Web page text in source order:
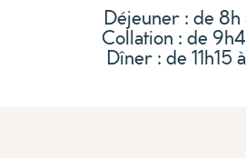
Déjeuner : de
Collation : de
Dîner : de 11h15